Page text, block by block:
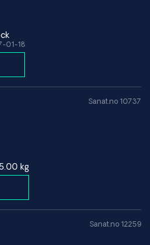
01-18
kg
Sanat.no 10737
Sanat.no 12259